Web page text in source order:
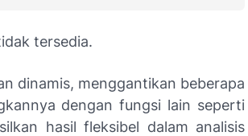
tersedia.
dinamis, menggantikan beberapa
dengan fungsi lain seperti
hasil fleksibel dalam analisis